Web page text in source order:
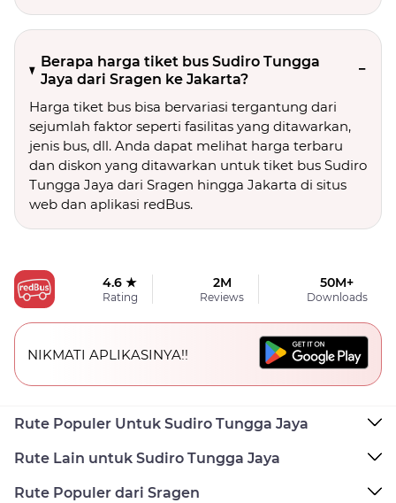
Berapa harga tiket bus Sudiro Tungga
Jaya dari Sragen ke Jakarta?
Harga tiket bus bisa bervariasi tergantung dari
sejumlah faktor seperti fasilitas yang ditawarkan,
jenis bus, dll. Anda dapat melihat harga terbaru
dan diskon yang ditawarkan untuk tiket bus Sudiro
Tungga Jaya dari Sragen hingga Jakarta di situs
web dan aplikasi redBus.
4.6 ★
Rating
2M
Reviews
50M+
Downloads
NIKMATI APLIKASINYA!!
Rute Populer Untuk Sudiro Tungga Jaya
Rute Lain untuk Sudiro Tungga Jaya
Rute Populer dari Sragen